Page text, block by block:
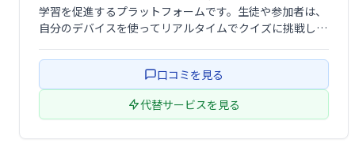
学習を促進するプラットフォームです。生徒や参加者は、
自分のデバイスを使ってリアルタイムでクイズに挑戦し、
面で活用され、エンゲージメントを高め、知識定着を効果
的に支援します。手軽に始められるた …
口コミを見る
代替サービスを見る